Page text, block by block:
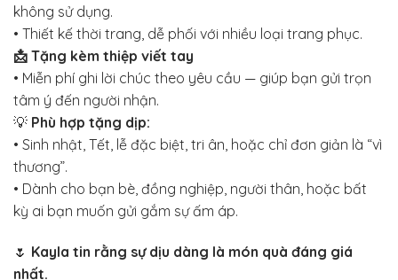
không sử dụng.
• Thiết kế thời trang, dễ phối với nhiều loại trang phục.
📩 Tặng kèm thiệp viết tay
• Miễn phí ghi lời chúc theo yêu cầu — giúp bạn gửi trọn
tâm ý đến người nhận.
💡 Phù hợp tặng dịp:
• Sinh nhật, Tết, lễ đặc biệt, tri ân, hoặc chỉ đơn giản là “vì
thương”.
• Dành cho bạn bè, đồng nghiệp, người thân, hoặc bất
kỳ ai bạn muốn gửi gắm sự ấm áp.
🌷 Kayla tin rằng sự dịu dàng là món quà đáng giá
nhất.